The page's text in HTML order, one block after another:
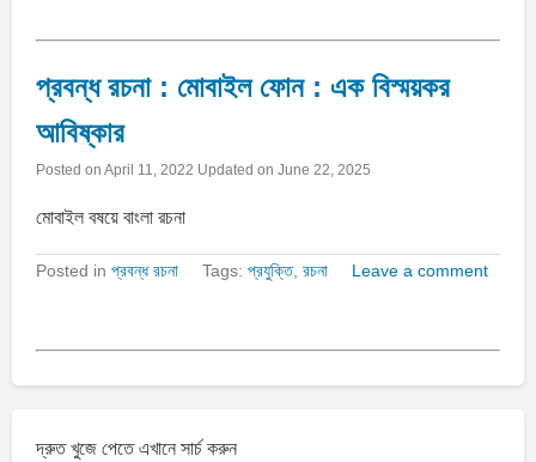
প্রবন্ধ রচনা : মোবাইল ফোন : এক বিস্ময়কর
আবিষ্কার
Posted on April 11, 2022 Updated on June 22, 2025
মোবাইল বষয়ে বাংলা রচনা
Posted in প্রবন্ধ রচনা Tags: প্রযুক্তি, রচনা Leave a comment
দ্রুত খুজে পেতে এখানে সার্চ করুন